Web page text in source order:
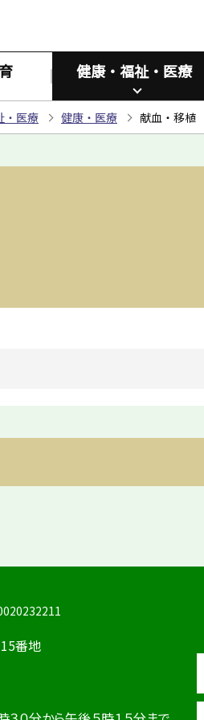
健康・福祉・医療
・医療 健康・医療 献血・移植
番地